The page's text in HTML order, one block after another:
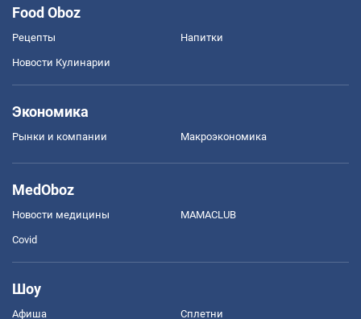
Food Oboz
Рецепты Напитки
Новости Кулинарии
Экономика
Рынки и компании Mакроэкономика
MedOboz
Новости медицины MAMACLUB
Covid
Шоу
Афиша Сплетни